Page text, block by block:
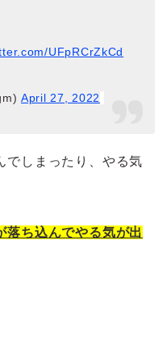
UFpRCrZkCd
April 27, 2022
でしまったり、やる気
落ち込んでやる気が出